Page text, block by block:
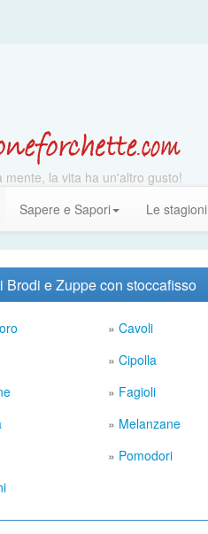
mente, la vita ha un'altro gusto!
Sapere e Sapori Le stagioni
Brodi e Zuppe con stoccafisso
» Cavoli
» Cipolla
» Fagioli
» Melanzane
» Pomodori